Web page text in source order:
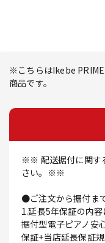
※こちらはIkebe
商品です。
※※ 配送据付に関す
さい。※※
●ご注文から据付ま
1.延長5年保証の内
据付型電子ピアノ安
保証+当店延長保証